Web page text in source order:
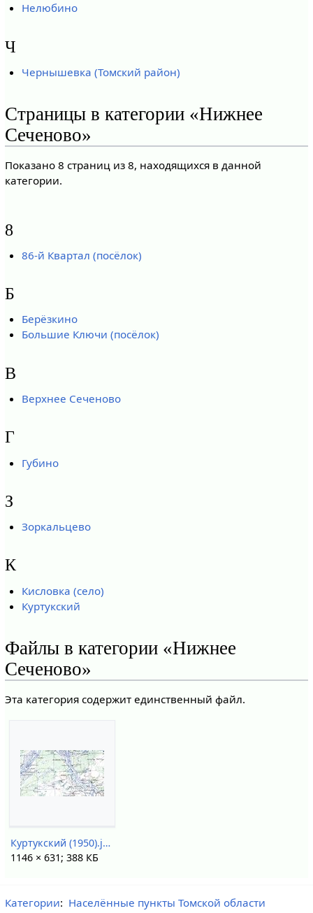
Нелюбино
Ч
Чернышевка (Томский район)
Страницы в категории «Нижнее
Сеченово»
Показано 8 страниц из 8, находящихся в данной
категории.
8
86-й Квартал (посёлок)
Б
Берёзкино
Большие Ключи (посёлок)
В
Верхнее Сеченово
Г
Губино
З
Зоркальцево
К
Кисловка (село)
Куртукский
Файлы в категории «Нижнее
Сеченово»
Эта категория содержит единственный файл.
Куртукский (1950).jpg
1146 × 631; 388 КБ
Категории: Населённые пункты Томской области